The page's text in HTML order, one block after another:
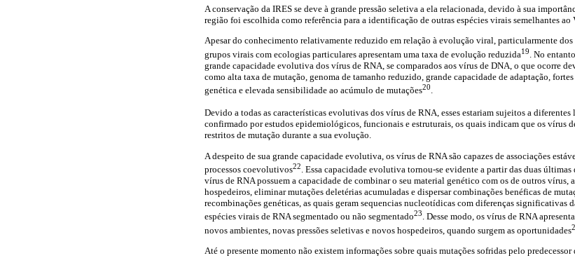
A conservação da IRES se deve à grande pressão seletiva a ela relacionada, devido à sua
região foi escolhida como referência para a identificação de outras espécies virais semelhantes ao
Apesar do conhecimento relativamente reduzido em relação à evolução viral, particularmente
grupos virais com ecologias particulares apresentam uma taxa de evolução reduzida19 . No
grande capacidade evolutiva dos vírus de RNA, se comparados aos vírus de DNA, o que ocorre
como alta taxa de mutação, genoma de tamanho reduzido, grande capacidade de adaptação,
genética e elevada sensibilidade ao acúmulo de mutações20
Devido a todas as características evolutivas dos vírus de RNA, esses estariam sujeitos a
confirmado por estudos epidemiológicos, funcionais e estruturais, os quais indicam que os vírus
restritos de mutação durante a sua evolução.
A despeito de sua grande capacidade evolutiva, os vírus de RNA são capazes de associações
processos coevolutivos22 . Essa capacidade evolutiva tornou-se evidente a partir das duas últimas
vírus de RNA possuem a capacidade de combinar o seu material genético com os de outros vírus,
hospedeiros, eliminar mutações deletérias acumuladas e dispersar combinações benéficas de
recombinações genéticas, as quais geram sequencias nucleotídicas com diferenças significativas
espécies virais de RNA segmentado ou não segmentado23. Desse modo, os vírus de RNA
novos ambientes, novas pressões seletivas e novos hospedeiros, quando surgem as oportunidades
Até o presente momento não existem informações sobre quais mutações sofridas pelo